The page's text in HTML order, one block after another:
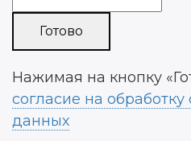
Нажимая на кнопку
согласие на
данных